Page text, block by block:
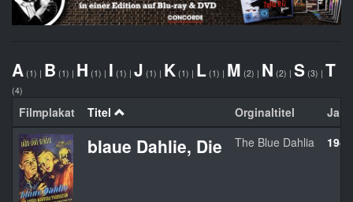
A (1) | B (1) | H (1) | I (1) | J (1) | K (1) | L (1) | M (2) | N (2) | S (3) | T
(4)
Filmplakat Titel Orginaltitel Jahr
blaue Dahlie, Die The Blue Dahlia 1946